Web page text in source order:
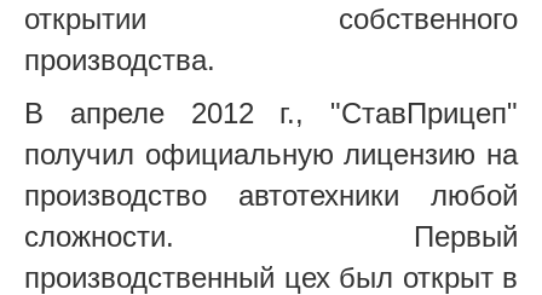
открытии собственного
производства.
В апреле 2012 г., "СтавПрицеп"
получил официальную лицензию на
производство автотехники любой
сложности. Первый
производственный цех был открыт в